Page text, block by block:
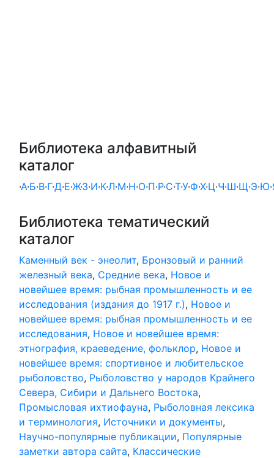
Библиотека алфавитный
каталог
·А·Б·В·Г·Д·Е·Ж·З·И·К·Л·М·Н·О·П·Р·С·Т·У·Ф·Х·Ц·Ч·Ш·Щ·Э·Ю·
Библиотека тематический
каталог
Каменный век - энеолит, Бронзовый и ранний
железный века, Средние века, Новое и
новейшее время: рыбная промышленность и ее
исследования (издания до 1917 г.), Новое и
новейшее время: рыбная промышленность и ее
исследования, Новое и новейшее время:
этнография, краеведение, фольклор, Новое и
новейшее время: спортивное и любительское
рыболовство, Рыболовство у народов Крайнего
Севера, Сибири и Дальнего Востока,
Промысловая ихтиофауна, Рыболовная лексика
и терминология, Источники и документы,
Научно-популярные публикации, Популярные
заметки автора сайта, Классические